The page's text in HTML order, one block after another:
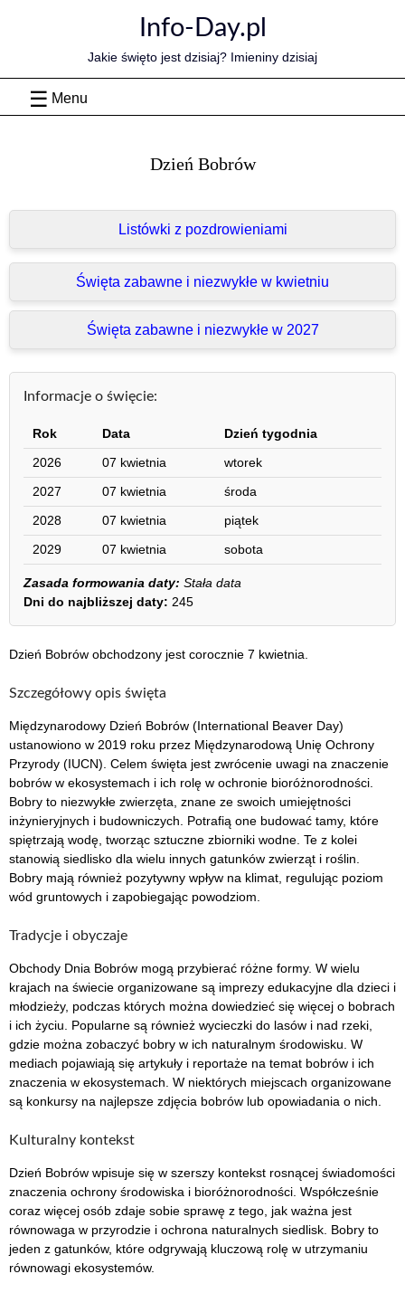
Info-Day.pl
Jakie święto jest dzisiaj? Imieniny dzisiaj
Menu
Dzień Bobrów
Listówki z pozdrowieniami
Święta zabawne i niezwykłe w kwietniu
Święta zabawne i niezwykłe w 2027
Informacje o święcie:
Rok Data
Dzień tygodnia
2026
07 kwietnia
wtorek
2027
07 kwietnia
środa
2028
07 kwietnia
piątek
2029
07 kwietnia sobota
Zasada formowania daty: Stała data
Dni do najbliższej daty: 245
Dzień Bobrów obchodzony jest corocznie 7 kwietnia.
Szczegółowy opis święta
Międzynarodowy Dzień Bobrów (International Beaver Day)
ustanowiono w 2019 roku przez Międzynarodową Unię Ochrony
Przyrody (IUCN). Celem święta jest zwrócenie uwagi na znaczenie
bobrów w ekosystemach i ich rolę w ochronie bioróżnorodności.
Bobry to niezwykłe zwierzęta, znane ze swoich umiejętności
inżynieryjnych i budowniczych. Potrafią one budować tamy, które
spiętrzają wodę, tworząc sztuczne zbiorniki wodne. Te z kolei
stanowią siedlisko dla wielu innych gatunków zwierząt i roślin.
Bobry mają również pozytywny wpływ na klimat, regulując poziom
wód gruntowych i zapobiegając powodziom.
Tradycje i obyczaje
Obchody Dnia Bobrów mogą przybierać różne formy. W wielu
krajach na świecie organizowane są imprezy edukacyjne dla dzieci i
młodzieży, podczas których można dowiedzieć się więcej o bobrach
i ich życiu. Popularne są również wycieczki do lasów i nad rzeki,
gdzie można zobaczyć bobry w ich naturalnym środowisku. W
mediach pojawiają się artykuły i reportaże na temat bobrów i ich
znaczenia w ekosystemach. W niektórych miejscach organizowane
są konkursy na najlepsze zdjęcia bobrów lub opowiadania o nich.
Kulturalny kontekst
Dzień Bobrów wpisuje się w szerszy kontekst rosnącej świadomości
znaczenia ochrony środowiska i bioróżnorodności. Współcześnie
coraz więcej osób zdaje sobie sprawę z tego, jak ważna jest
równowaga w przyrodzie i ochrona naturalnych siedlisk. Bobry to
jeden z gatunków, które odgrywają kluczową rolę w utrzymaniu
równowagi ekosystemów.